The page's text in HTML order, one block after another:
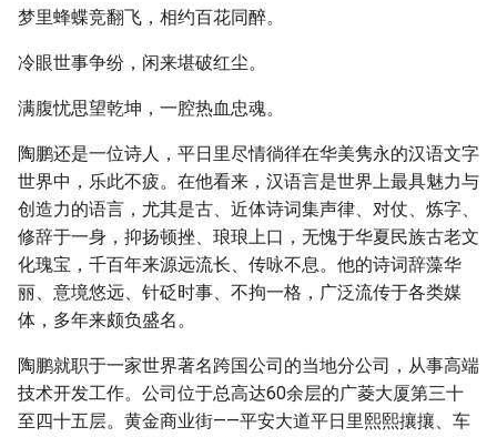
梦里蜂蝶竞翻飞，相约百花同醉。
冷眼世事争纷，闲来堪破红尘。
满腹忧思望乾坤，一腔热血忠魂。
陶鹏还是一位诗人，平日里尽情徜徉在华美隽永的汉语文字
世界中，乐此不疲。在他看来，汉语言是世界上最具魅力与
创造力的语言，尤其是古、近体诗词集声律、对仗、炼字、
修辞于一身，抑扬顿挫、琅琅上口，无愧于华夏民族古老文
化瑰宝，千百年来源远流长、传咏不息。他的诗词辞藻华
丽、意境悠远、针砭时事、不拘一格，广泛流传于各类媒
体，多年来颇负盛名。
陶鹏就职于一家世界著名跨国公司的当地分公司，从事高端
技术开发工作。公司位于总高达60余层的广菱大厦第三十
至四十五层。黄金商业街——平安大道平日里熙熙攘攘、车